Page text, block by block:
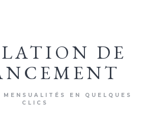
DE
MENSUALITÉS EN QUELQUES
CLICS